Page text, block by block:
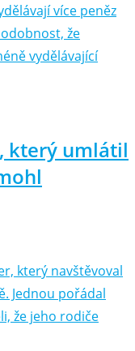
více peněz
že
vydělávající
který umlátil
který navštěvoval
Jednou pořádal
že jeho rodiče